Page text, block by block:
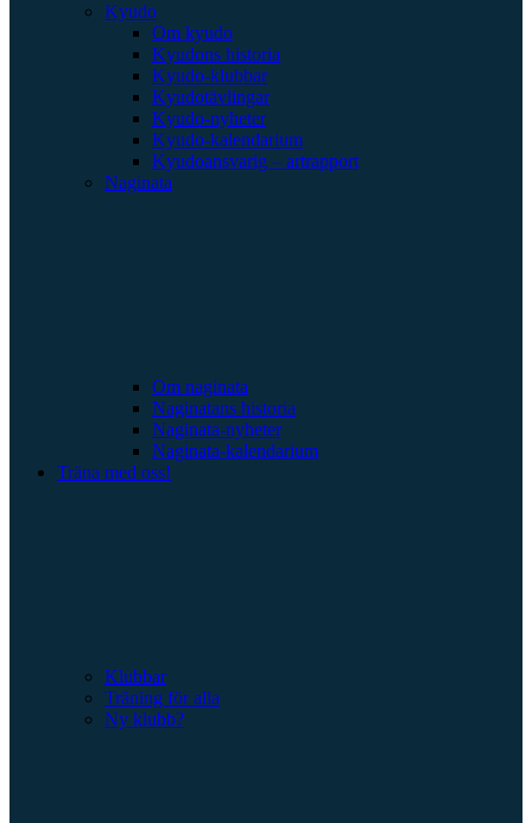
Kyudo
Om kyudo
Kyudons historia
Kyudo-klubbar
Kyudotävlingar
Kyudo-nyheter
Kyudo-kalendarium
Kyudoansvarig – artrapport
Naginata
Om naginata
Naginatans historia
Naginata-nyheter
Naginata-kalendarium
Träna med oss!
Klubbar
Träning för alla
Ny klubb?